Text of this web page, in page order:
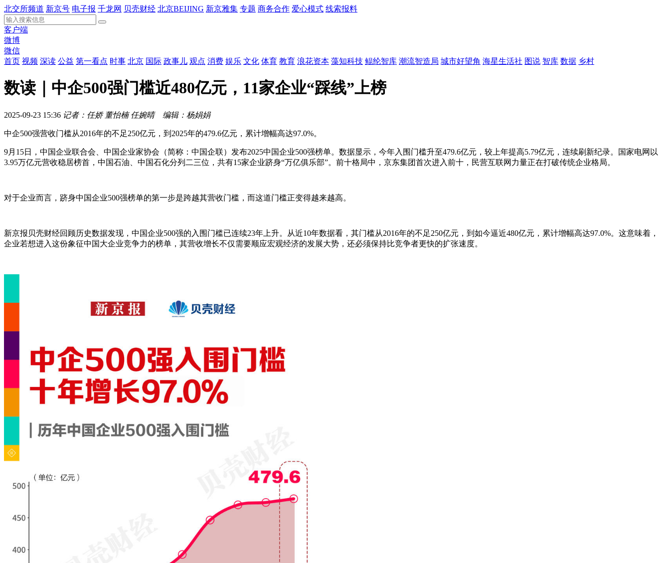
北交所频道 新京号 电子报 千龙网 贝壳财经 北京BEIJING 新京雅集 专题 商务合作 爱心模式 线索报料
客户端
微博
微信
首页 视频 深读 公益 第一看点 时事 北京 国际 政事儿 观点 消费 娱乐 文化 体育 教育 浪花资本 藻知科技 鲲纶智库 潮流智造局 城市好望角 海星生活社 图说 智库 数据 乡村
数读｜中企500强门槛近480亿元，11家企业“踩线”上榜
2025-09-23 15:36 记者：任娇 董怡楠 任婉晴 编辑：杨娟娟
中企500强营收门槛从2016年的不足250亿元，到2025年的479.6亿元，累计增幅高达97.0%。
9月15日，中国企业联合会、中国企业家协会（简称：中国企联）发布2025中国企业500强榜单。数据显示，今年入围门槛升至479.6亿元，较上年提高5.79亿元，连续刷新纪录。国家电网以
3.95万亿元营收稳居榜首，中国石油、中国石化分列二三位，共有15家企业跻身“万亿俱乐部”。前十格局中，京东集团首次进入前十，民营互联网力量正在打破传统企业格局。
对于企业而言，跻身中国企业500强榜单的第一步是跨越其营收门槛，而这道门槛正变得越来越高。
新京报贝壳财经回顾历史数据发现，中国企业500强的入围门槛已连续23年上升。从近10年数据看，其门槛从2016年的不足250亿元，到如今逼近480亿元，累计增幅高达97.0%。这意味着，
企业若想进入这份象征中国大企业竞争力的榜单，其营收增长不仅需要顺应宏观经济的发展大势，还必须保持比竞争者更快的扩张速度。